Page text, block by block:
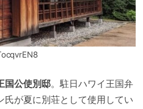
国公使別邸。駐日ハワイ王国弁
が夏に別荘として使用してい